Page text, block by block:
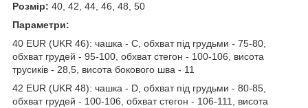
Розмір: 40, 42, 44, 46, 48, 50
Параметри:
40 EUR (UKR 46): чашка - С, обхват під грудьми - 75-80,
обхват грудей - 95-100, обхват стегон - 100-106, висота
трусиків - 28,5, висота бокового шва - 11
42 EUR (UKR 48): чашка - D, обхват під грудьми - 80-85,
обхват грудей - 100-106, обхват стегон - 106-111, висота